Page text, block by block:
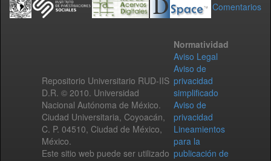
Comentarios
Repositorio Universitario RUD-IIS
D.R. © 2010. Universidad
Nacional Autónoma de México.
Ciudad Universitaria, Coyoacán,
C. P. 04510, Ciudad de México,
México.
Este sitio web puede ser utilizado
Normatividad
Aviso Legal
Aviso de
privacidad
simplificado
Aviso de
privacidad
Lineamientos
para la
publicación de